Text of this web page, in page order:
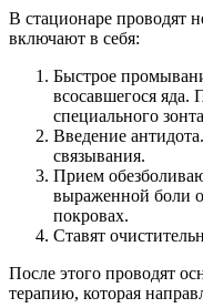
В стационаре проводят
включают в себя:
Быстрое
всосавшегося
специального
Введение
связывания.
Прием
выраженной боли
покровах.
Ставят
После этого проводят
терапию, которая